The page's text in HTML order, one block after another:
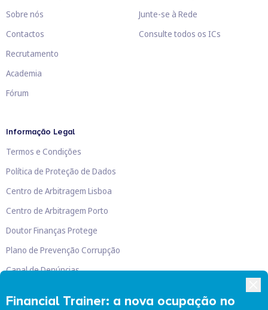
Financial Trainer: a nova ocupação no
Sobre nós
Contactos
Recrutamento
Academia
Fórum
Junte-se à Rede
Consulte todos os ICs
Informação Legal
Termos e Condições
Política de Proteção de Dados
Centro de Arbitragem Lisboa
Centro de Arbitragem Porto
Doutor Finanças Protege
Plano de Prevenção Corrupção
Canal de Denúncias